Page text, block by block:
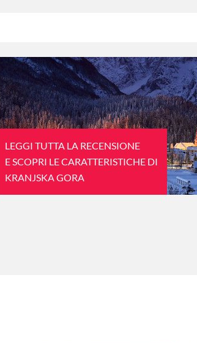
LEGGI TUTTA LA RECENSIONE
E SCOPRI LE CARATTERISTICHE DI
KRANJSKA GORA